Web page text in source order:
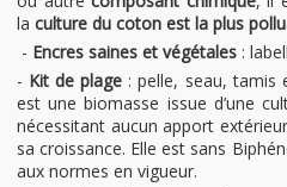
la culture du coton est la plus
- Encres saines et végétales :
- Kit de plage : pelle, seau, tamis
est une biomasse issue d’une
nécessitant aucun apport
sa croissance. Elle est sans
aux normes en vigueur.